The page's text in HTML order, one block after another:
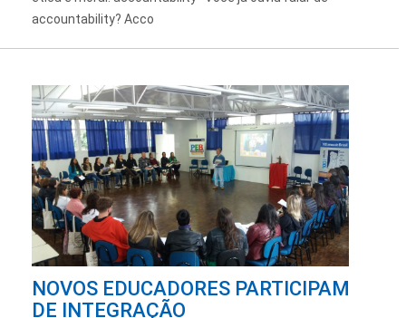
accountability? Acco
NOVOS EDUCADORES PARTICIPAM
DE INTEGRAÇÃO